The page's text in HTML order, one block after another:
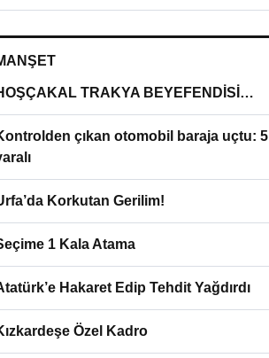
TRAKYA BEYEFENDİSİ…
çıkan otomobil baraja uçtu: 5
Korkutan Gerilim!
1 Kala Atama
Hakaret Edip Tehdit Yağdırdı
Özel Kadro